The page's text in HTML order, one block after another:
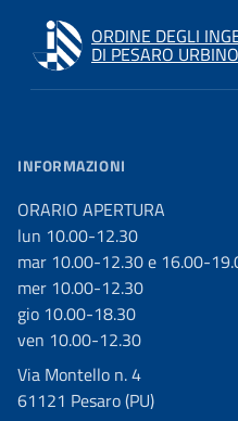
ORDINE DEGLI
DI PESARO URBINO
INFORMAZIONI
ORARIO APERTURA
lun 10.00-12.30
mar 10.00-12.30 e 16.00-
mer 10.00-12.30
gio 10.00-18.30
ven 10.00-12.30
Via Montello n. 4
61121 Pesaro (PU)